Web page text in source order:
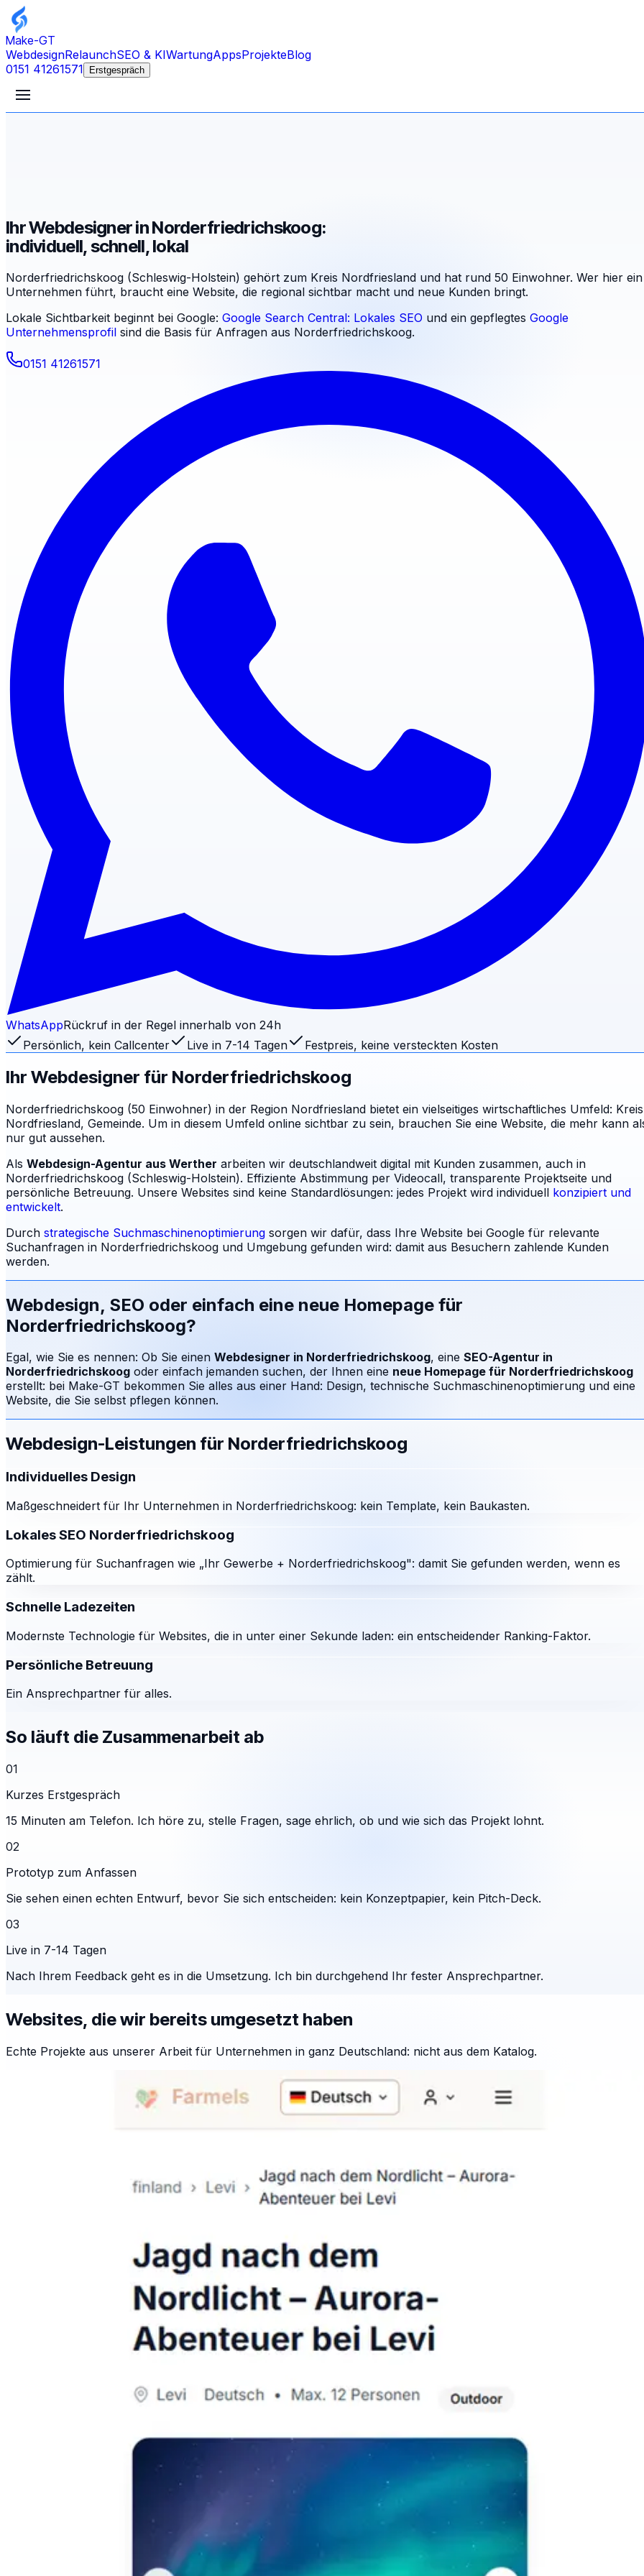
Make-GT
WebdesignRelaunchSEO & KIWartungAppsProjekteBlog
0151 41261571
Erstgespräch
Ihr Webdesigner in Norderfriedrichskoog:
individuell, schnell, lokal
Norderfriedrichskoog (Schleswig-Holstein) gehört zum Kreis Nordfriesland und hat rund 50 Einwohner. Wer hier ein
Unternehmen führt, braucht eine Website, die regional sichtbar macht und neue Kunden bringt.
Lokale Sichtbarkeit beginnt bei Google: Google Search Central: Lokales SEO und ein gepflegtes Google
Unternehmensprofil sind die Basis für Anfragen aus Norderfriedrichskoog.
0151 41261571
WhatsAppRückruf in der Regel innerhalb von 24h
Persönlich, kein Callcenter
Live in 7-14 Tagen Festpreis, keine versteckten Kosten
Ihr Webdesigner für Norderfriedrichskoog
Norderfriedrichskoog (50 Einwohner) in der Region Nordfriesland bietet ein vielseitiges wirtschaftliches Umfeld: Kreis
Nordfriesland, Gemeinde. Um in diesem Umfeld online sichtbar zu sein, brauchen Sie eine Website, die mehr kann
nur gut aussehen.
Als Webdesign-Agentur aus Werther arbeiten wir deutschlandweit digital mit Kunden zusammen, auch in
Norderfriedrichskoog (Schleswig-Holstein). Effiziente Abstimmung per Videocall, transparente Projektseite und
persönliche Betreuung. Unsere Websites sind keine Standardlösungen: jedes Projekt wird individuell konzipiert und
entwickelt.
Durch strategische Suchmaschinenoptimierung sorgen wir dafür, dass Ihre Website bei Google für relevante
Suchanfragen in Norderfriedrichskoog und Umgebung gefunden wird: damit aus Besuchern zahlende Kunden
werden.
Webdesign, SEO oder einfach eine neue Homepage für
Norderfriedrichskoog?
Egal, wie Sie es nennen: Ob Sie einen Webdesigner in Norderfriedrichskoog, eine SEO-Agentur in
Norderfriedrichskoog oder einfach jemanden suchen, der Ihnen eine neue Homepage für Norderfriedrichskoog
erstellt: bei Make-GT bekommen Sie alles aus einer Hand: Design, technische Suchmaschinenoptimierung und eine
Website, die Sie selbst pflegen können.
Webdesign-Leistungen für Norderfriedrichskoog
Individuelles Design
Maßgeschneidert für Ihr Unternehmen in Norderfriedrichskoog: kein Template, kein Baukasten.
Lokales SEO Norderfriedrichskoog
Optimierung für Suchanfragen wie „Ihr Gewerbe + Norderfriedrichskoog": damit Sie gefunden werden, wenn es
zählt.
Schnelle Ladezeiten
Modernste Technologie für Websites, die in unter einer Sekunde laden: ein entscheidender Ranking-Faktor.
Persönliche Betreuung
Ein Ansprechpartner für alles.
So läuft die Zusammenarbeit ab
01
Kurzes Erstgespräch
15 Minuten am Telefon. Ich höre zu, stelle Fragen, sage ehrlich, ob und wie sich das Projekt lohnt.
02
Prototyp zum Anfassen
Sie sehen einen echten Entwurf, bevor Sie sich entscheiden: kein Konzeptpapier, kein Pitch-Deck.
03
Live in 7-14 Tagen
Nach Ihrem Feedback geht es in die Umsetzung. Ich bin durchgehend Ihr fester Ansprechpartner.
Websites, die wir bereits umgesetzt haben
Echte Projekte aus unserer Arbeit für Unternehmen in ganz Deutschland: nicht aus dem Katalog.